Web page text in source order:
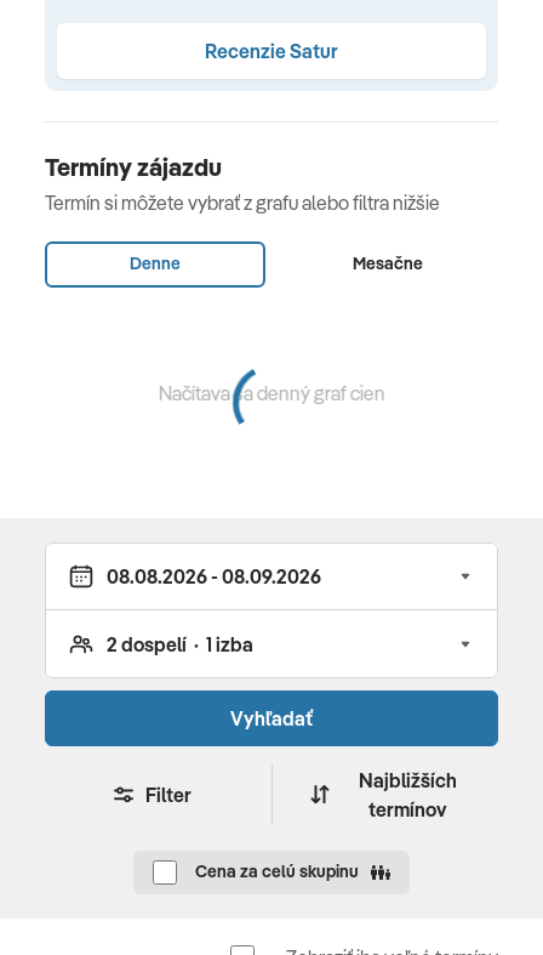
Autokar
Recenzie Satur
Termíny zájazdu
Termín si môžete vybrať z grafu alebo filtra nižšie
Denne Mesačne
Načítava sa denný graf cien
Vyhľadať
Filter
Najbližších
termínov
Cena za celú skupinu